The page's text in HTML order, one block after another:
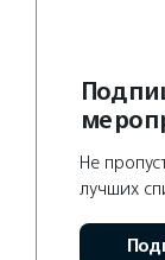
Не
лучших